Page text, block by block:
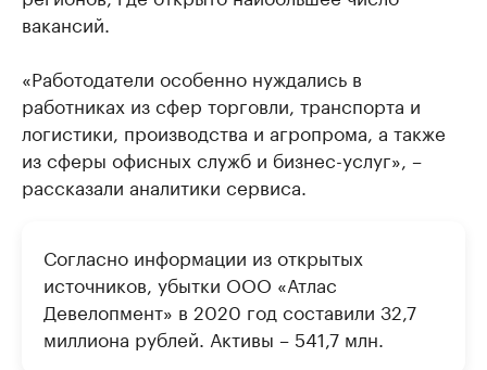
вакансий.
«Работодатели особенно нуждались в
работниках из сфер торговли, транспорта и
логистики, производства и агропрома, а также
из сферы офисных служб и бизнес-услуг», –
рассказали аналитики сервиса.
Согласно информации из открытых
источников, убытки ООО «Атлас
Девелопмент» в 2020 год составили 32,7
миллиона рублей. Активы – 541,7 млн.